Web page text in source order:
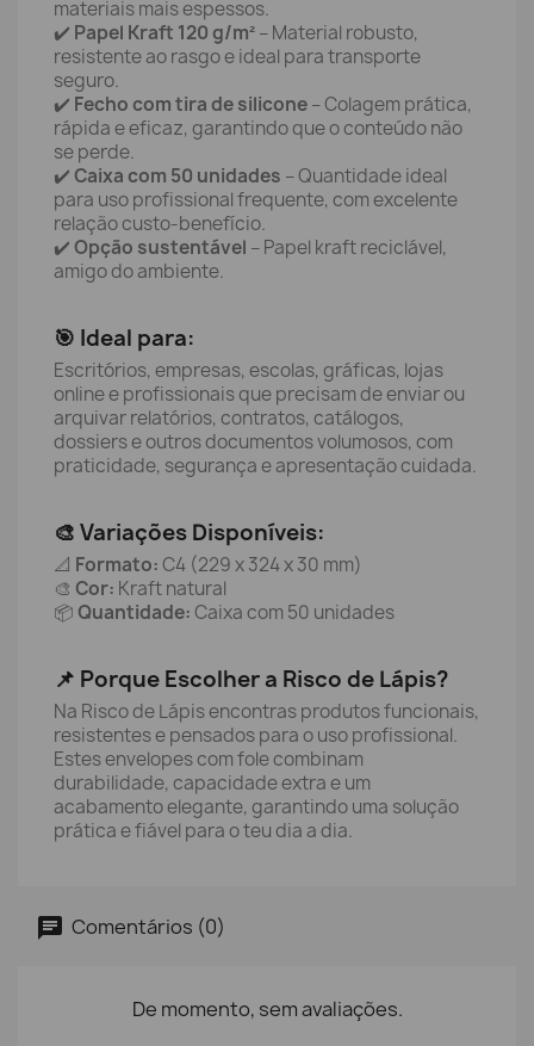
materiais mais espessos.
✔️ Papel Kraft 120 g/m²– Material robusto,
resistente ao rasgo e ideal para transporte
seguro.
✔️ Fecho com tira de silicone– Colagem prática,
rápida e eficaz, garantindo que o conteúdo não
se perde.
✔️Caixa com 50 unidades – Quantidade ideal
para uso profissional frequente, com excelente
relação custo-benefício.
✔️Opção sustentável – Papel kraft reciclável,
amigo do ambiente.
🎯 Ideal para:
Escritórios, empresas, escolas, gráficas, lojas
online e profissionais que precisam de enviar ou
arquivar relatórios, contratos, catálogos,
dossiers e outros documentos volumosos, com
praticidade, segurança e apresentação cuidada.
🎨 Variações Disponíveis:
📐 Formato:C4 (229 x 324 x 30 mm)
🎨 Cor: Kraft natural
📦Quantidade:Caixa com 50 unidades
📌 Porque Escolher a Risco de Lápis?
Na Risco de Lápis encontras produtos funcionais,
resistentes e pensados para o uso profissional.
Estes envelopes com fole combinam
durabilidade, capacidade extra e um
acabamento elegante, garantindo uma solução
prática e fiável para o teu dia a dia.
Comentários (0)
De momento, sem avaliações.